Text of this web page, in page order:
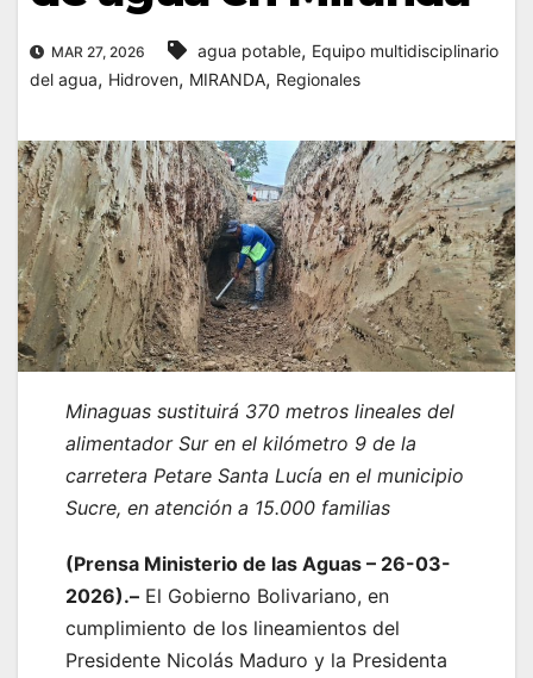
MAR 27, 2026 agua potable, Equipo multidisciplinario
del agua, Hidroven, MIRANDA, Regionales
Minaguas sustituirá 370 metros lineales del
alimentador Sur en el kilómetro 9 de la
carretera Petare Santa Lucía en el municipio
Sucre, en atención a 15.000 familias
(Prensa Ministerio de las Aguas – 26-03-
2026).– El Gobierno Bolivariano, en
cumplimiento de los lineamientos del
Presidente Nicolás Maduro y la Presidenta